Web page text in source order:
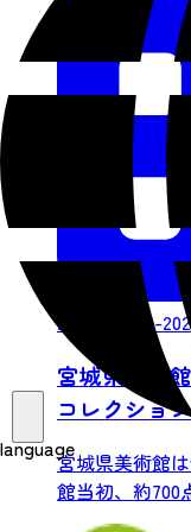
language
2026/06/20-
宮城県美術
コレクショ
宮城県美術館
館当初、約700